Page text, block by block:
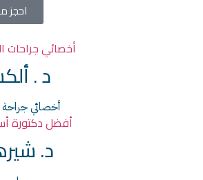
احجز
د .
أخصائي جراحة
د.